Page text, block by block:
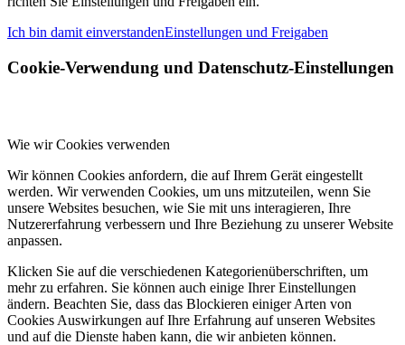
Ich bin damit einverstandenEinstellungen und Freigaben
Cookie-Verwendung und Datenschutz-Einstellungen
Wie wir Cookies verwenden
Wir können Cookies anfordern, die auf Ihrem Gerät eingestellt
werden. Wir verwenden Cookies, um uns mitzuteilen, wenn Sie
unsere Websites besuchen, wie Sie mit uns interagieren, Ihre
Nutzererfahrung verbessern und Ihre Beziehung zu unserer Website
anpassen.
Klicken Sie auf die verschiedenen Kategorienüberschriften, um
mehr zu erfahren. Sie können auch einige Ihrer Einstellungen
ändern. Beachten Sie, dass das Blockieren einiger Arten von
Cookies Auswirkungen auf Ihre Erfahrung auf unseren Websites
und auf die Dienste haben kann, die wir anbieten können.